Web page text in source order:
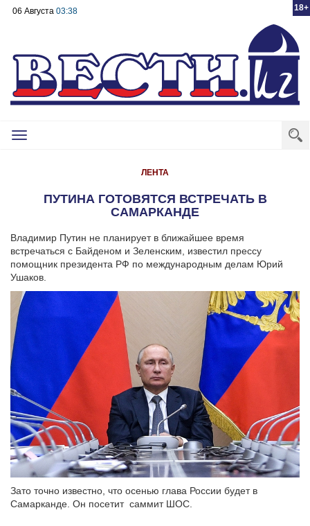
18+
06 Августа 03:38
Toggle
ЛЕНТА
ПУТИНА ГОТОВЯТСЯ ВСТРЕЧАТЬ В
САМАРКАНДЕ
Владимир Путин не планирует в ближайшее время
встречаться с Байденом и Зеленским, известил прессу
помощник президента РФ по международным делам Юрий
Ушаков.
Зато точно известно, что осенью глава России будет в
Самарканде. Он посетит саммит ШОС.